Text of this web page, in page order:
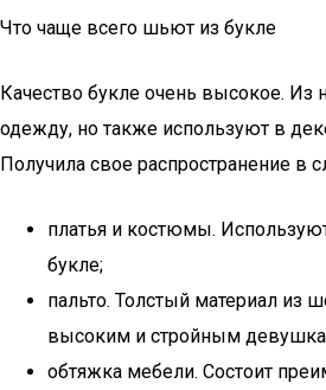
Что чаще всего шьют из букле
Качество букле очень высокое. Из
одежду, но также используют в
Получила свое распространение в
платья и костюмы.
букле;
пальто. Толстый материал из
высоким и стройным
обтяжка мебели. Состоит